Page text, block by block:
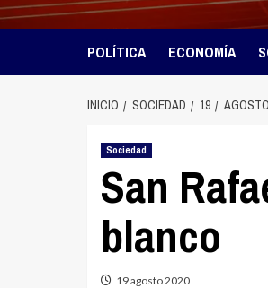
POLÍTICA ECONOMÍA
INICIO SOCIEDAD 19 AGOSTO
Sociedad
San
blanco
19 agosto 2020